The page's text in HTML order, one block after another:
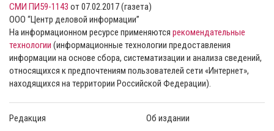
СМИ ПИ59-1143 от 07.02.2017 (газета)
ООО “Центр деловой информации”
На информационном ресурсе применяются рекомендательные
технологии (информационные технологии предоставления
информации на основе сбора, систематизации и анализа сведений,
относящихся к предпочтениям пользователей сети «Интернет»,
находящихся на территории Российской Федерации).
Редакция Об издании